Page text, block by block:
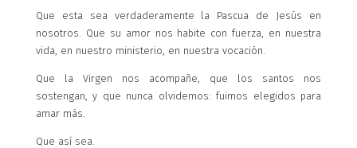
Que esta sea verdaderamente la Pascua de Jesús en
nosotros. Que su amor nos habite con fuerza, en nuestra
vida, en nuestro ministerio, en nuestra vocación.
Que la Virgen nos acompañe, que los santos nos
sostengan, y que nunca olvidemos: fuimos elegidos para
amar más.
Que así sea.